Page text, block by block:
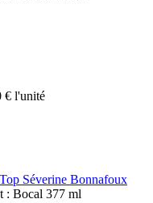
€ l'unité
Séverine Bonnafoux
: Bocal 377 ml